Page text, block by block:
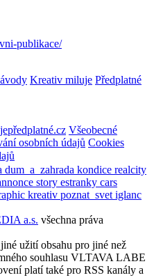
publikace/
Kreativ miluje Předplatné
Všeobecné
osobních údajů Cookies
dum_a_zahrada kondice realcity
story estranky cars
kreativ poznat_svet iglanc
a.s. všechna práva
užití obsahu pro jiné než
souhlasu VLTAVA LABE
platí také pro RSS kanály a